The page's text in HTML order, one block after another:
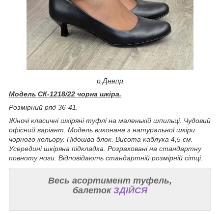
р.Днепр
Модель СК-1218/22 чорна шкіра.
Розмірний ряд 36-41.
Жіночі класичні шкіряні туфлі на маленькій шпильці. Чудовий
офісний варіант. Модель виконана з натуральної шкіри
чорного кольору. Підошва блок. Висота каблука 4,5 см.
Усередині шкіряна підкладка. Розраховані на стандартну
повноту ноги. Відповідають стандартній розмірній сітці.
Весь асортимент туфель,
балеток ЗДІЙСЯ